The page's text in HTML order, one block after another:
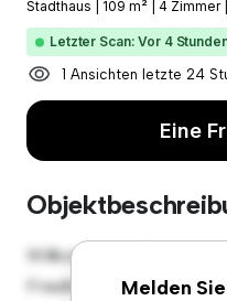
Stadthaus 109 m² 4 Zimmer
Letzter Scan: Vor 4
1 Ansichten letzte 24
Eine
Melden
Willkommen in Ihrem
Friedhofgasse 9C,